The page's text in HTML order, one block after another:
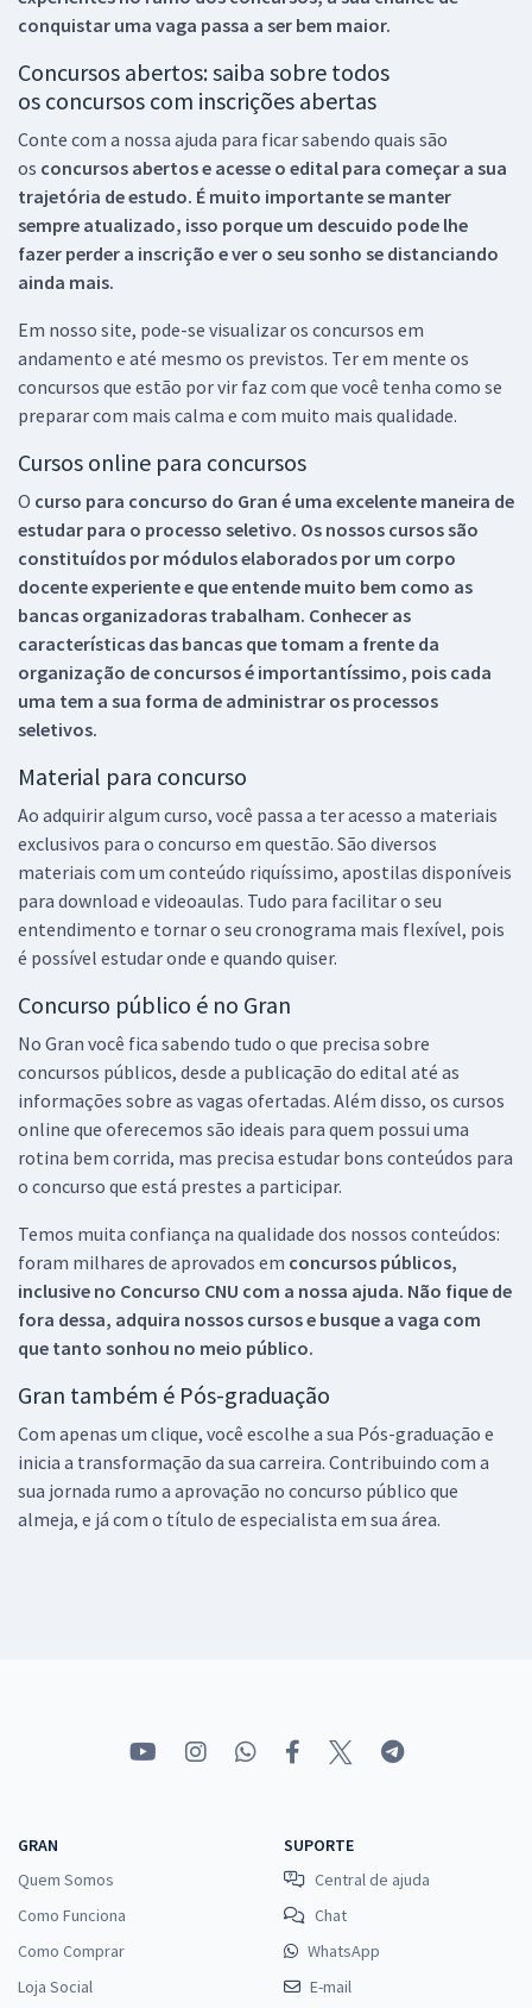
conquistar uma vaga passa a ser bem maior.
Concursos abertos: saiba sobre todos
os concursos com inscrições abertas
Conte com a nossa ajuda para ficar sabendo quais são
os concursos abertos e acesse o edital para começar a sua
trajetória de estudo. É muito importante se manter
sempre atualizado, isso porque um descuido pode lhe
fazer perder a inscrição e ver o seu sonho se distanciando
ainda mais.
Em nosso site, pode-se visualizar os concursos em
andamento e até mesmo os previstos. Ter em mente os
concursos que estão por vir faz com que você tenha como se
preparar com mais calma e com muito mais qualidade.
Cursos online para concursos
O curso para concurso do Gran é uma excelente maneira de
estudar para o processo seletivo. Os nossos cursos são
constituídos por módulos elaborados por um corpo
docente experiente e que entende muito bem como as
bancas organizadoras trabalham. Conhecer as
características das bancas que tomam a frente da
organização de concursos é importantíssimo, pois cada
uma tem a sua forma de administrar os processos
seletivos.
Material para concurso
Ao adquirir algum curso, você passa a ter acesso a materiais
exclusivos para o concurso em questão. São diversos
materiais com um conteúdo riquíssimo, apostilas disponíveis
para download e videoaulas. Tudo para facilitar o seu
entendimento e tornar o seu cronograma mais flexível, pois
é possível estudar onde e quando quiser.
Concurso público é no Gran
No Gran você fica sabendo tudo o que precisa sobre
concursos públicos, desde a publicação do edital até as
informações sobre as vagas ofertadas. Além disso, os cursos
online que oferecemos são ideais para quem possui uma
rotina bem corrida, mas precisa estudar bons conteúdos para
o concurso que está prestes a participar.
Temos muita confiança na qualidade dos nossos conteúdos:
foram milhares de aprovados em concursos públicos,
inclusive no Concurso CNU com a nossa ajuda. Não fique de
fora dessa, adquira nossos cursos e busque a vaga com
que tanto sonhou no meio público.
Gran também é Pós-graduação
Com apenas um clique, você escolhe a sua Pós-graduação e
inicia a transformação da sua carreira. Contribuindo com a
sua jornada rumo a aprovação no concurso público que
almeja, e já com o título de especialista em sua área.
GRAN
Quem Somos
Como Funciona
Como Comprar
Loja Social
SUPORTE
Central de ajuda
Chat
WhatsApp
E-mail